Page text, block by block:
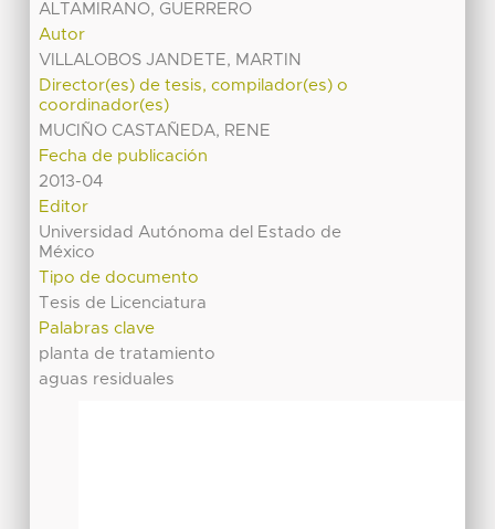
ALTAMIRANO, GUERRERO
Autor
VILLALOBOS JANDETE, MARTIN
Director(es) de tesis, compilador(es) o
coordinador(es)
MUCIÑO CASTAÑEDA, RENE
Fecha de publicación
2013-04
Editor
Universidad Autónoma del Estado de
México
Tipo de documento
Tesis de Licenciatura
Palabras clave
planta de tratamiento
aguas residuales